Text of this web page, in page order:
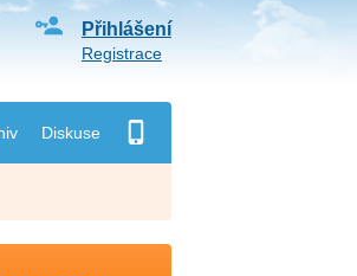
Diskuse
Přihlášení
Registrace